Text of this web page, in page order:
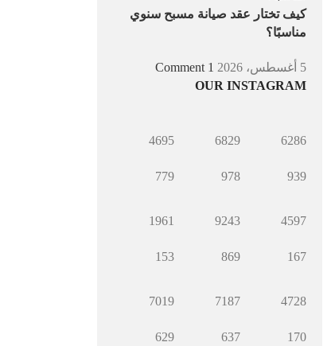
كيف تختار عقد صيانة مسبح سنوي
مناسبًا؟
5 أغسطس، 2026
1 Comment
OUR INSTAGRAM
6286
939
6829
978
4695
779
4597
167
9243
869
1961
153
4728
170
7187
637
7019
629